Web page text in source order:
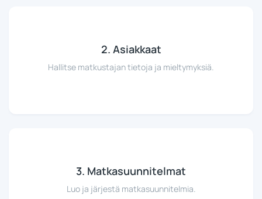
2. Asiakkaat
Hallitse matkustajan tietoja ja mieltymyksiä.
3. Matkasuunnitelmat
Luo ja järjestä matkasuunnitelmia.